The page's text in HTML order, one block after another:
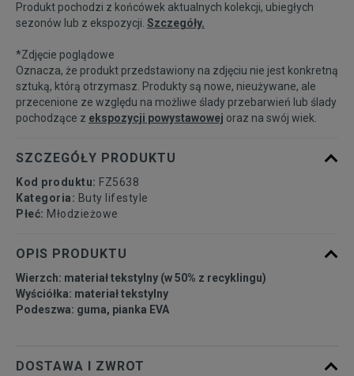
35,5 21,6 cm Powiadom o dostępności
36 22,1 cm
36 2/3 22,5 cm Powiadom o dostępności
37 1/3
38 23,3 cm
Produkt pochodzi z końcówek aktualnych kolekcji, ubiegłych
sezonów lub z ekspozycji. Szczegóły.
*Zdjęcie poglądowe
Oznacza, że produkt przedstawiony na zdjęciu nie jest konkretną
sztuką, którą otrzymasz. Produkty są nowe, nieużywane, ale
przecenione ze względu na możliwe ślady przebarwień lub ślady
pochodzące z ekspozycji powystawowej oraz na swój wiek.
SZCZEGÓŁY PRODUKTU
Kod produktu: FZ5638
Kategoria: Buty lifestyle
Płeć: Młodzieżowe
OPIS PRODUKTU
Wierzch: materiał tekstylny (w 50% z recyklingu)
Wyściółka: materiał tekstylny
Podeszwa: guma, pianka EVA
DOSTAWA I ZWROT